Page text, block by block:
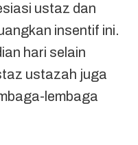
ustaz dan
insentif ini.
hari selain
ustazah juga
lembaga